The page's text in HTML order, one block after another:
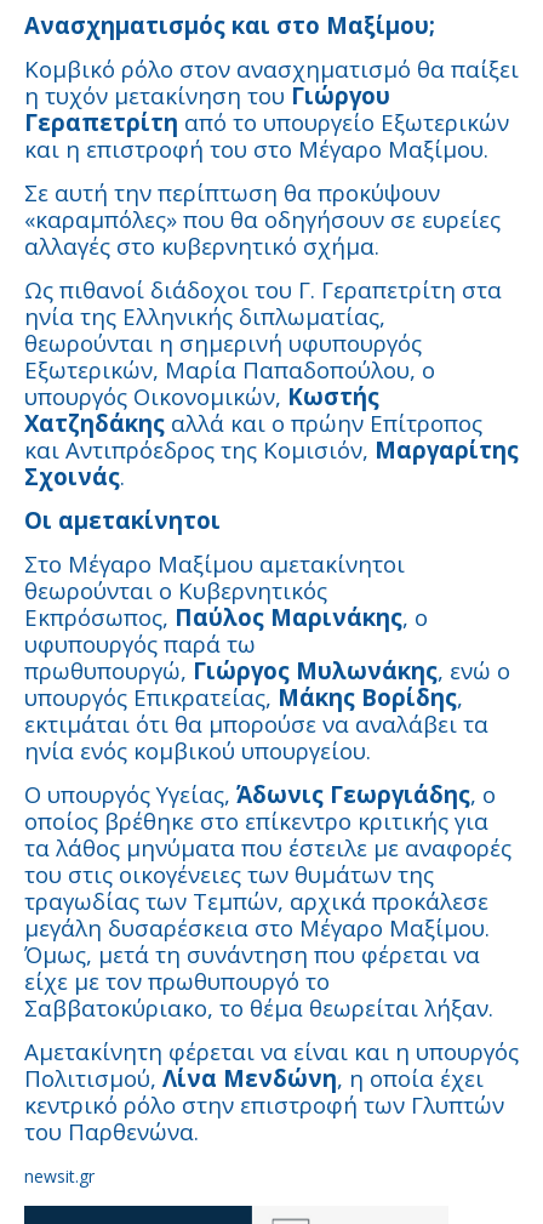
Ανασχηματισμός και στο Μαξίμου;
Κομβικό ρόλο στον ανασχηματισμό θα παίξει
η τυχόν μετακίνηση του Γιώργου
Γεραπετρίτη από το υπουργείο Εξωτερικών
και η επιστροφή του στο Μέγαρο Μαξίμου.
Σε αυτή την περίπτωση θα προκύψουν
«καραμπόλες» που θα οδηγήσουν σε ευρείες
αλλαγές στο κυβερνητικό σχήμα.
Ως πιθανοί διάδοχοι του Γ. Γεραπετρίτη στα
ηνία της Ελληνικής διπλωματίας,
θεωρούνται η σημερινή υφυπουργός
Εξωτερικών, Μαρία Παπαδοπούλου, ο
υπουργός Οικονομικών, Κωστής
Χατζηδάκης αλλά και ο πρώην Επίτροπος
και Αντιπρόεδρος της Κομισιόν, Μαργαρίτης
Σχοινάς.
Οι αμετακίνητοι
Στο Μέγαρο Μαξίμου αμετακίνητοι
θεωρούνται ο Κυβερνητικός
Εκπρόσωπος, Παύλος Μαρινάκης, ο
υφυπουργός παρά τω
πρωθυπουργώ, Γιώργος Μυλωνάκης, ενώ ο
υπουργός Επικρατείας, Μάκης Βορίδης,
εκτιμάται ότι θα μπορούσε να αναλάβει τα
ηνία ενός κομβικού υπουργείου.
Ο υπουργός Υγείας, Άδωνις Γεωργιάδης, ο
οποίος βρέθηκε στο επίκεντρο κριτικής για
τα λάθος μηνύματα που έστειλε με αναφορές
του στις οικογένειες των θυμάτων της
τραγωδίας των Τεμπών, αρχικά προκάλεσε
μεγάλη δυσαρέσκεια στο Μέγαρο Μαξίμου.
Όμως, μετά τη συνάντηση που φέρεται να
είχε με τον πρωθυπουργό το
Σαββατοκύριακο, το θέμα θεωρείται λήξαν.
Αμετακίνητη φέρεται να είναι και η υπουργός
Πολιτισμού, Λίνα Μενδώνη, η οποία έχει
κεντρικό ρόλο στην επιστροφή των Γλυπτών
του Παρθενώνα.
newsit.gr